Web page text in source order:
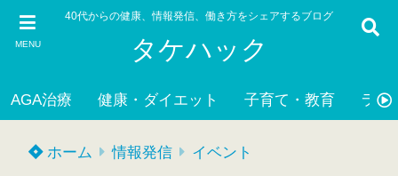
MENU
40代からの健康、情報発信、働き方をシェアするブログ
タケハック
AGA治療 健康・ダイエット 子育て・教育 ライ
ホーム 情報発信 イベント